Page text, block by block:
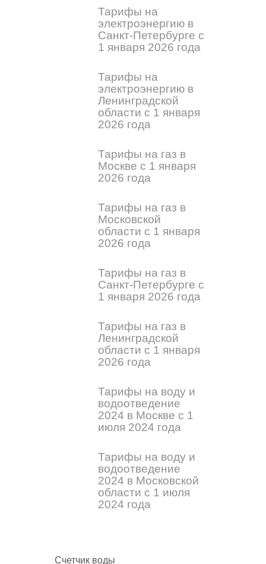
Тарифы на
электроэнергию в
Санкт-Петербурге с
1 января 2026 года
Тарифы на
электроэнергию в
Ленинградской
области с 1 января
2026 года
Тарифы на газ в
Москве с 1 января
2026 года
Тарифы на газ в
Московской
области с 1 января
2026 года
Тарифы на газ в
Санкт-Петербурге с
1 января 2026 года
Тарифы на газ в
Ленинградской
области с 1 января
2026 года
Тарифы на воду и
водоотведение
2024 в Москве с 1
июля 2024 года
Тарифы на воду и
водоотведение
2024 в Московской
области с 1 июля
2024 года
Счетчик воды